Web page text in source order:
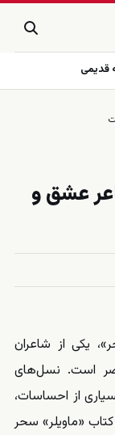
قدیمی
عشق و
یکی از شاعران
است. نسل‌های
از احساسات،
کتاب «ماویلر» سحر